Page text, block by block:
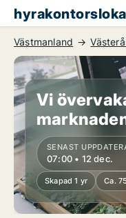
Västmanland
Vi
SENAST
07:00 • 12 dec.
Skapad 1 yr Ca.